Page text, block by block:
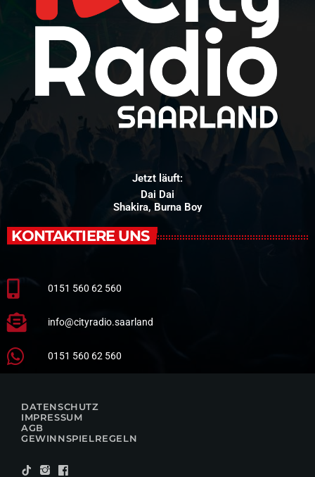
Jetzt läuft:
Dai Dai
Shakira, Burna Boy
KONTAKTIERE UNS
0151 560 62 560
info@cityradio.saarland
0151 560 62 560
DATENSCHUTZ
IMPRESSUM
AGB
GEWINNSPIELREGELN